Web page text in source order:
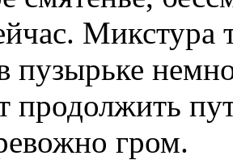
пузырьке
продолжить
гром.